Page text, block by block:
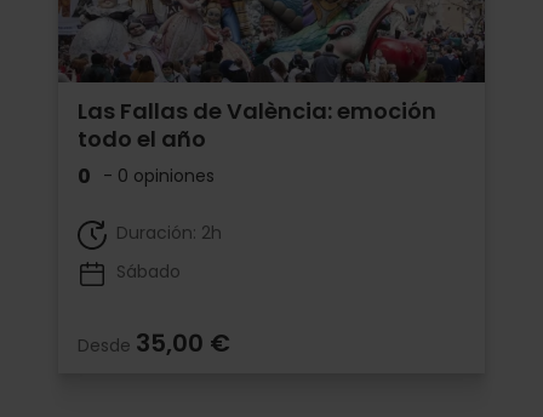
Las Fallas de València: emoción
todo el año
0 - 0 opiniones
Duración: 2h
Sábado
Desde 35,00 €